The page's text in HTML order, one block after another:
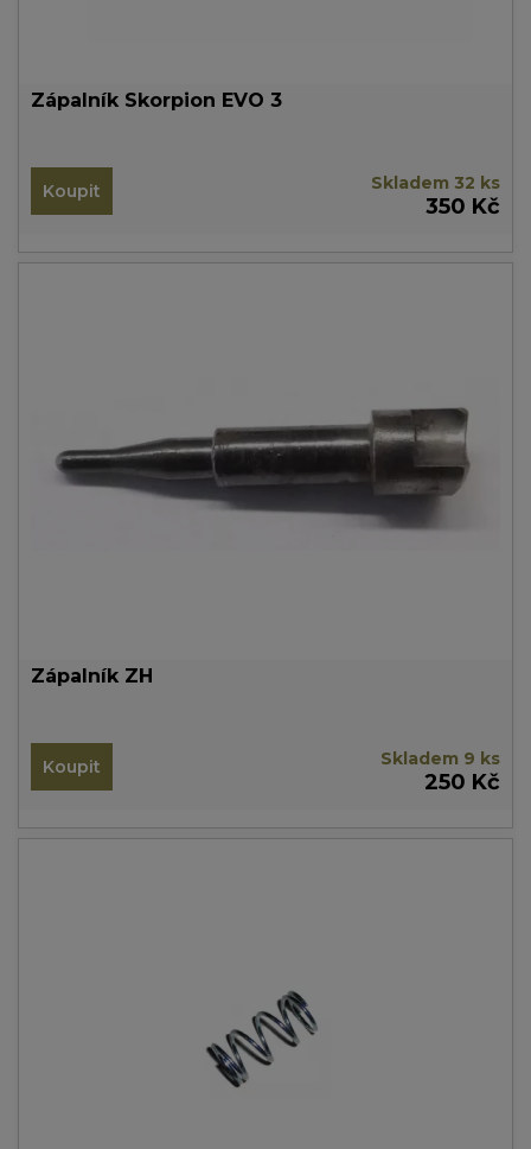
Zápalník Skorpion EVO 3
Koupit Skladem 32 ks
350 Kč
Zápalník ZH
Koupit Skladem 9 ks
250 Kč